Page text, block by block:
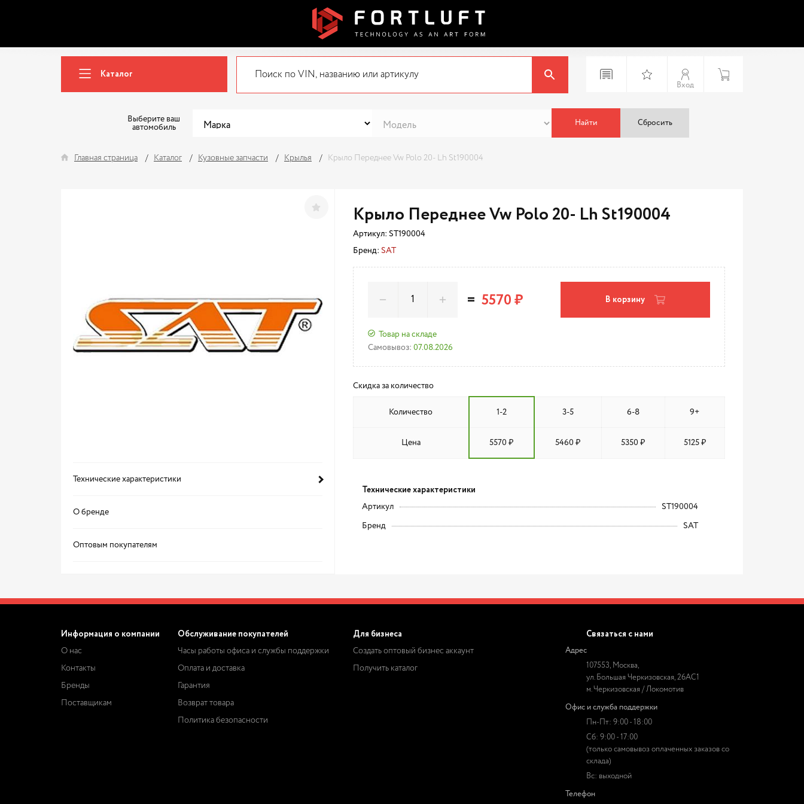
Каталог
Вход
Выберите ваш
автомобиль
Найти Сбросить
Главная страница Каталог Кузовные запчасти Крылья Крыло Переднее Vw Polo 20- Lh St190004
Технические характеристики
О бренде
Оптовым покупателям
Крыло Переднее Vw Polo 20- Lh St190004
Артикул: ST190004
Бренд: SAT
Товар на складе
Самовывоз: 07.08.2026
= 5570 ₽ В корзину
Скидка за количество
Количество 1-2 3-5 6-8 9+
Цена 5570 ₽ 5460 ₽ 5350 ₽ 5125 ₽
Технические характеристики
Артикул ST190004
Бренд SAT
Информация о компании
О нас
Контакты
Бренды
Поставщикам
Обслуживание покупателей
Часы работы офиса и службы поддержки
Оплата и доставка
Гарантия
Возврат товара
Политика безопасности
Для бизнеса
Создать оптовый бизнес аккаунт
Получить каталог
Связаться с нами
Адрес
107553, Москва,
ул. Большая Черкизовская, 26АС1
м. Черкизовская / Локомотив
Офис и служба поддержки
Пн-Пт: 9:00 - 18:00
Сб: 9:00 - 17:00
(только самовывоз оплаченных заказов со
склада)
Вс: выходной
Телефон